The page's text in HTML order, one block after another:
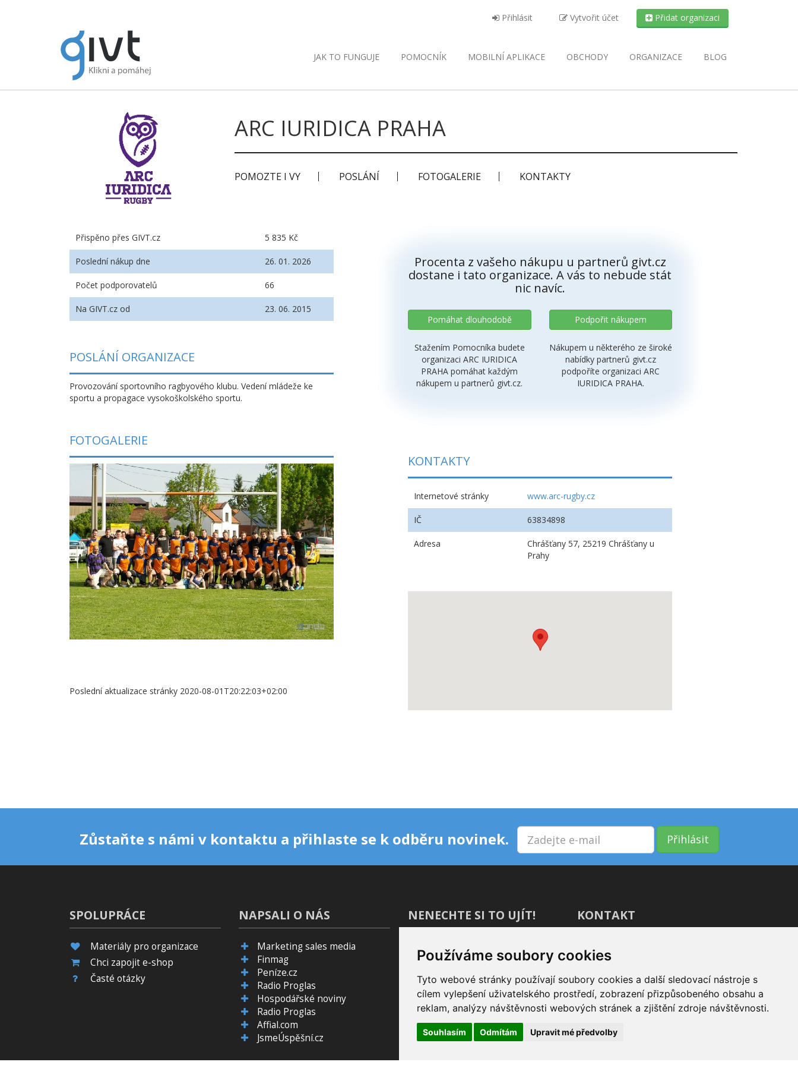
Používáme soubory cookies
Tyto webové stránky používají soubory cookies a další sledovací nástroje s
cílem vylepšení uživatelského prostředí, zobrazení přizpůsobeného obsahu a
reklam, analýzy návštěvnosti webových stránek a zjištění zdroje návštěvnosti.
Souhlasím Odmítám Upravit mé předvolby
Přihlásit Vytvořit účet Přidat organizaci
JAK TO FUNGUJE POMOCNÍK MOBILNÍ APLIKACE OBCHODY ORGANIZACE BLOG
ARC IURIDICA PRAHA
POMOZTE I VY POSLÁNÍ FOTOGALERIE KONTAKTY
Přispěno přes GIVT.cz 5 835 Kč
Poslední nákup dne 26. 01. 2026
Počet podporovatelů 66
Na GIVT.cz od 23. 06. 2015
POSLÁNÍ ORGANIZACE
Provozování sportovního ragbyového klubu. Vedení mládeže ke
sportu a propagace vysokoškolského sportu.
FOTOGALERIE
Poslední aktualizace stránky 2020-08-01T20:22:03+02:00
Procenta z vašeho nákupu u partnerů givt.cz
dostane i tato organizace. A vás to nebude stát
nic navíc.
Pomáhat dlouhodobě
Stažením Pomocníka budete
organizaci ARC IURIDICA
PRAHA pomáhat každým
nákupem u partnerů givt.cz.
Podpořit nákupem
Nákupem u některého ze široké
nabídky partnerů givt.cz
podpoříte organizaci ARC
IURIDICA PRAHA.
KONTAKTY
Internetové stránky www.arc-rugby.cz
IČ 63834898
Adresa
Chrášťany 57, 25219 Chrášťany u
Prahy
Zůstaňte s námi v kontaktu a přihlaste se k odběru novinek. Přihlásit
SPOLUPRÁCE
Materiály pro organizace
Chci zapojit e-shop
Časté otázky
NAPSALI O NÁS
Marketing sales media
Finmag
Peníze.cz
Radio Proglas
Hospodářské noviny
Radio Proglas
Affial.com
JsmeÚspěšní.cz
NENECHTE SI TO UJÍT!
Podcast Pijavice
Pomocník do prohlížeče
KONTAKT
GIVT.cz s. r. o., Dolní nám. 16,
779 00 Olomouc
IČ: 04071433
Jsme tu pro Vás od 9:00 do 17:00
(+420) 737 266 402
info@givt.cz